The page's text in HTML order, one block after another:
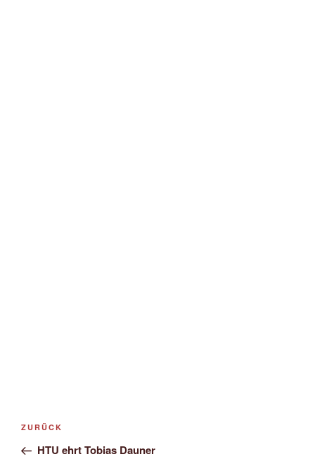
Beitragsnavigation
Vorheriger
Beitrag
ZURÜCK
HTU ehrt Tobias Dauner